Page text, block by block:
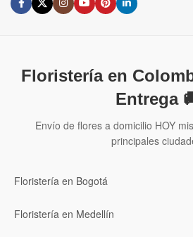
Floristería en
Entrega
Envío de flores a domicilio HOY
principales
Floristería en Bogotá
Floristería en Medellín